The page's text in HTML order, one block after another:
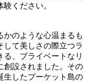
ください。
かのような心温まるも
して美しさの際立つラ
、プライベートなリ
創設されました。その
生したプーケット島の